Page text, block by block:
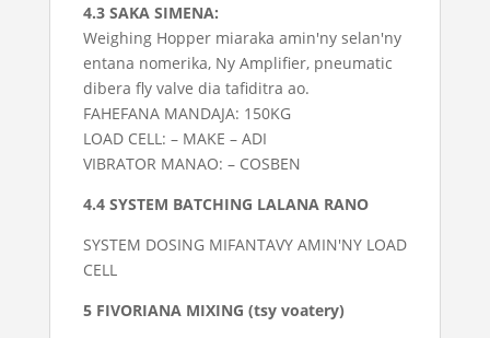
4.3 SAKA SIMENA:
Weighing Hopper miaraka amin'ny selan'ny
entana nomerika, Ny Amplifier, pneumatic
dibera fly valve dia tafiditra ao.
FAHEFANA MANDAJA: 150KG
LOAD CELL: – MAKE – ADI
VIBRATOR MANAO: – COSBEN
4.4 SYSTEM BATCHING LALANA RANO
SYSTEM DOSING MIFANTAVY AMIN'NY LOAD
CELL
5 FIVORIANA MIXING (tsy voatery)